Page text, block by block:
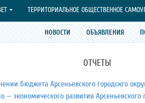
ТЕРРИТОРИАЛЬНОЕ ОБЩЕСТВЕННОЕ
НОВОСТИ ОБЪЯВЛЕНИЯ
ОТЧЕТЫ
бюджета Арсеньевского городскго
— экономического развития Арсеньевского